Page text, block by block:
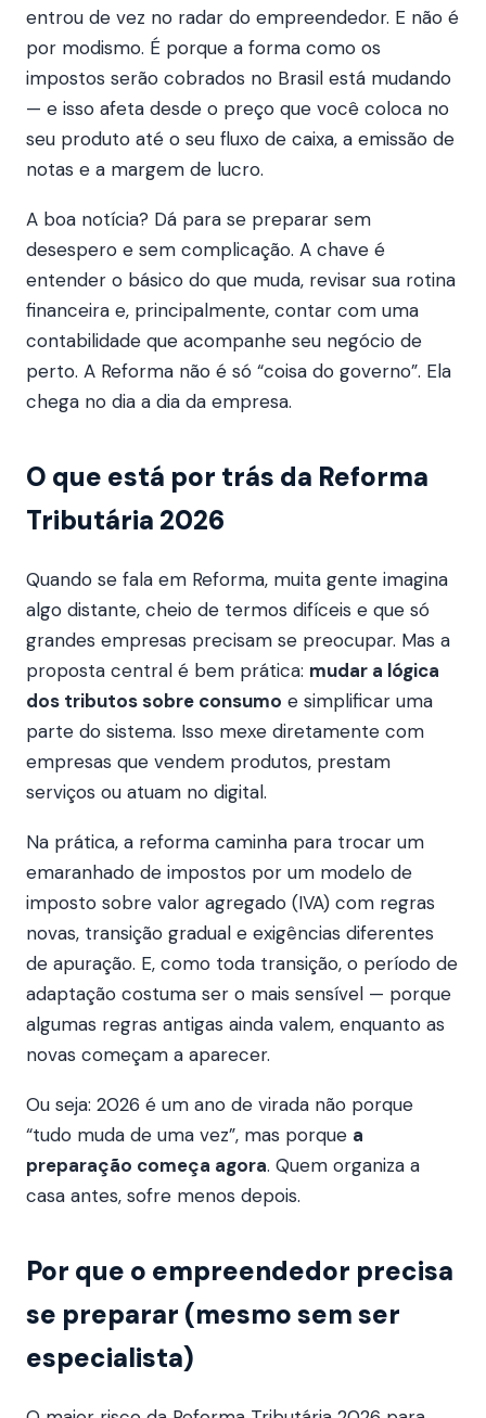
entrou de vez no radar do empreendedor. E não é
por modismo. É porque a forma como os
impostos serão cobrados no Brasil está mudando
— e isso afeta desde o preço que você coloca no
seu produto até o seu fluxo de caixa, a emissão de
notas e a margem de lucro.
A boa notícia? Dá para se preparar sem
desespero e sem complicação. A chave é
entender o básico do que muda, revisar sua rotina
financeira e, principalmente, contar com uma
contabilidade que acompanhe seu negócio de
perto. A Reforma não é só “coisa do governo”. Ela
chega no dia a dia da empresa.
O que está por trás da Reforma
Tributária 2026
Quando se fala em Reforma, muita gente imagina
algo distante, cheio de termos difíceis e que só
grandes empresas precisam se preocupar. Mas a
proposta central é bem prática: mudar a lógica
dos tributos sobre consumo e simplificar uma
parte do sistema. Isso mexe diretamente com
empresas que vendem produtos, prestam
serviços ou atuam no digital.
Na prática, a reforma caminha para trocar um
emaranhado de impostos por um modelo de
imposto sobre valor agregado (IVA) com regras
novas, transição gradual e exigências diferentes
de apuração. E, como toda transição, o período de
adaptação costuma ser o mais sensível — porque
algumas regras antigas ainda valem, enquanto as
novas começam a aparecer.
Ou seja: 2026 é um ano de virada não porque
“tudo muda de uma vez”, mas porque a
preparação começa agora. Quem organiza a
casa antes, sofre menos depois.
Por que o empreendedor precisa
se preparar (mesmo sem ser
especialista)